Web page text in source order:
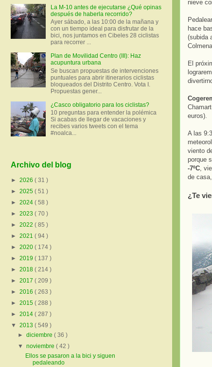
nieve
hace
(subida
El
euros).
A las
viento
porque
-7ºC,
de
¿Te
La M-10 antes de ejecutarse ¿Qué opinas
después de haberla recorrido?
Ayer sábado, a las 10:00 de la mañana y
con un tiempo ideal para disfrutar de la
bici, nos juntamos en Cibeles 28 ciclistas
para recorrer ...
Plan de Movilidad Centro (III): Haz
acupuntura urbana
Se buscan propuestas de intervenciones
puntuales para abrir itinerarios ciclistas
bloqueados del Distrito Centro. Vota I.
Propuestas gener...
¿Casco obligatorio para los ciclistas?
10 preguntas para entender la polémica
Si acabas de llegar de vacaciones y
recibes varios tweets con el tema
#noalca...
Archivo del blog
► 2026 ( 31 )
► 2025 ( 51 )
► 2024 ( 58 )
► 2023 ( 70 )
► 2022 ( 85 )
► 2021 ( 94 )
► 2020 ( 174 )
► 2019 ( 137 )
► 2018 ( 214 )
► 2017 ( 209 )
► 2016 ( 263 )
► 2015 ( 288 )
► 2014 ( 287 )
▼ 2013 ( 549 )
►diciembre( 36 )
▼noviembre( 42 )
Ellos se pasaron a la bici y siguen
pedaleando